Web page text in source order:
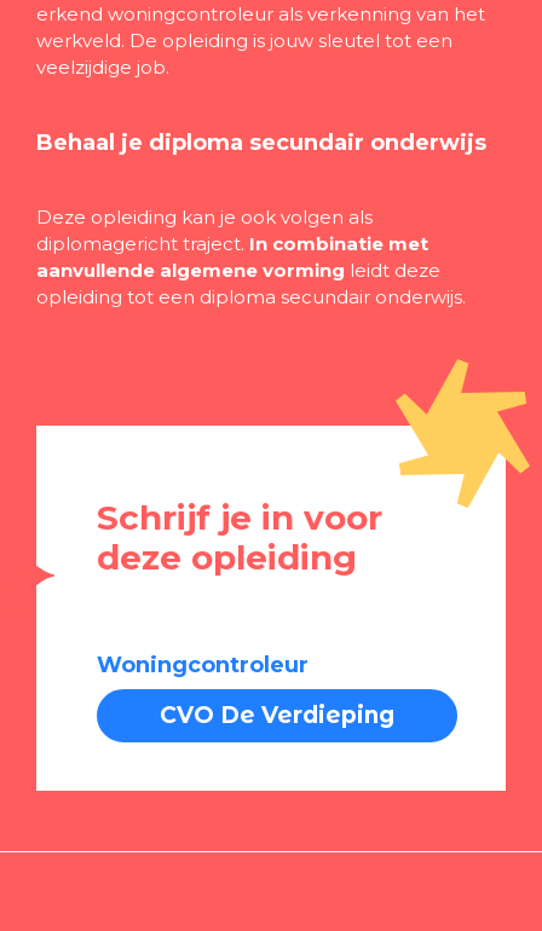
erkend woningcontroleur als verkenning van het
werkveld. De opleiding is jouw sleutel tot een
veelzijdige job.
Behaal je diploma secundair onderwijs
Deze opleiding kan je ook volgen als
diplomagericht traject. In combinatie met
aanvullende algemene vorming leidt deze
opleiding tot een diploma secundair onderwijs.
Schrijf je in voor
deze opleiding
Woningcontroleur
CVO De Verdieping